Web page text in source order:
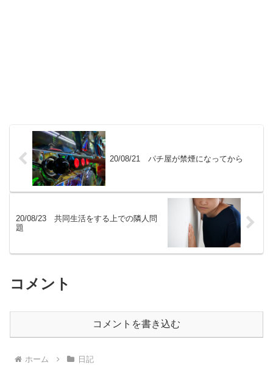
20/08/21 パチ屋が禁煙になってから
20/08/23 共同生活をする上での隣人問
題
コメント
コメントを書き込む
ホーム 日記